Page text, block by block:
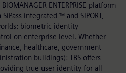
ENTERPRISE platform
integrated ™ and SIPORT,
biometric identity
on enterprise level. Whether
healthcare, government
buildings): TBS offers
true user identity for all